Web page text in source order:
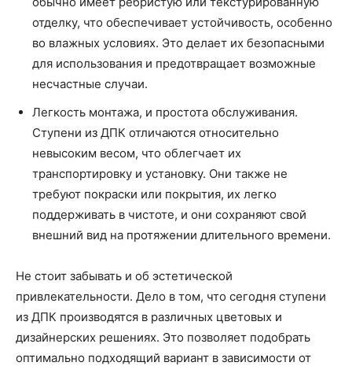
отделку, что обеспечивает устойчивость, особенно
во влажных условиях. Это делает их безопасными
для использования и предотвращает возможные
несчастные случаи.
Легкость монтажа, и простота обслуживания.
Ступени из ДПК отличаются относительно
невысоким весом, что облегчает их
транспортировку и установку. Они также не
требуют покраски или покрытия, их легко
поддерживать в чистоте, и они сохраняют свой
внешний вид на протяжении длительного времени.
Не стоит забывать и об эстетической
привлекательности. Дело в том, что сегодня ступени
из ДПК производятся в различных цветовых и
дизайнерских решениях. Это позволяет подобрать
оптимально подходящий вариант в зависимости от